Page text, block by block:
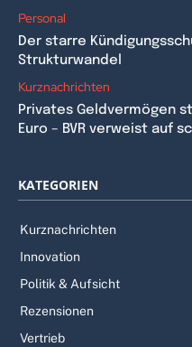
Personal
Der starre
Strukturwandel
Kurznachrichten
Privates Geldvermögen
Euro – BVR verweist auf
KATEGORIEN
Kurznachrichten
Innovation
Politik & Aufsicht
Rezensionen
Vertrieb